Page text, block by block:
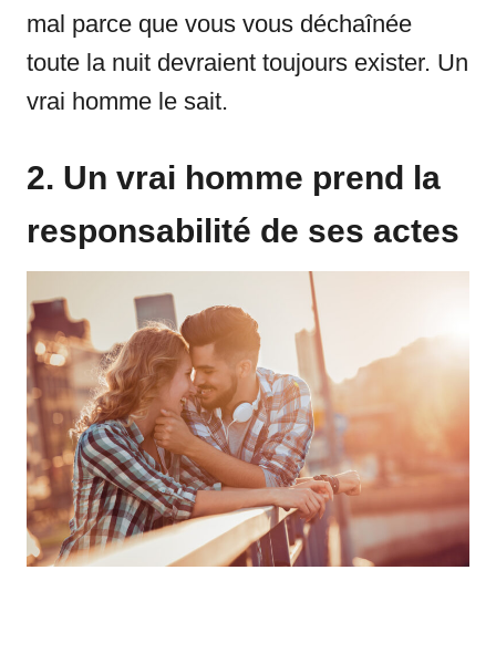
mal parce que vous vous déchaînée
toute la nuit devraient toujours exister. Un
vrai homme le sait.
2. Un vrai homme prend la
responsabilité de ses actes